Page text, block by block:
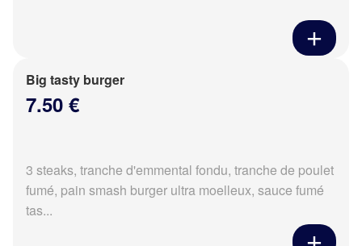
Big tasty burger
7.50 €
3 steaks, tranche d'emmental fondu, tranche de poulet
fumé, pain smash burger ultra moelleux, sauce fumé
tas...